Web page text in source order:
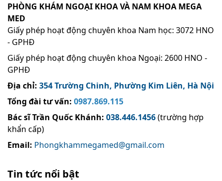
PHÒNG KHÁM NGOẠI KHOA VÀ NAM KHOA MEGA
MED
Giấy phép hoạt động chuyên khoa Nam học: 3072 HNO
- GPHĐ
Giấy phép hoạt động chuyên khoa Ngoại: 2600 HNO -
GPHĐ
Địa chỉ: 354 Trường Chinh, Phường Kim Liên, Hà Nội
Tổng đài tư vấn: 0987.869.115
Bác sĩ Trần Quốc Khánh: 038.446.1456(trường hợp
khẩn cấp)
Email: Phongkhammegamed@gmail.com
Tin tức nổi bật